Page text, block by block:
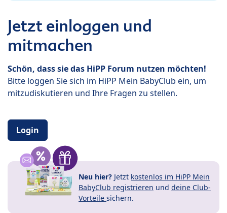
Jetzt einloggen und
mitmachen
Schön, dass sie das HiPP Forum nutzen möchten!
Bitte loggen Sie sich im HiPP Mein BabyClub ein, um
mitzudiskutieren und Ihre Fragen zu stellen.
Login
Neu hier? Jetzt kostenlos im HiPP Mein
BabyClub registrieren und deine Club-
Vorteile sichern.